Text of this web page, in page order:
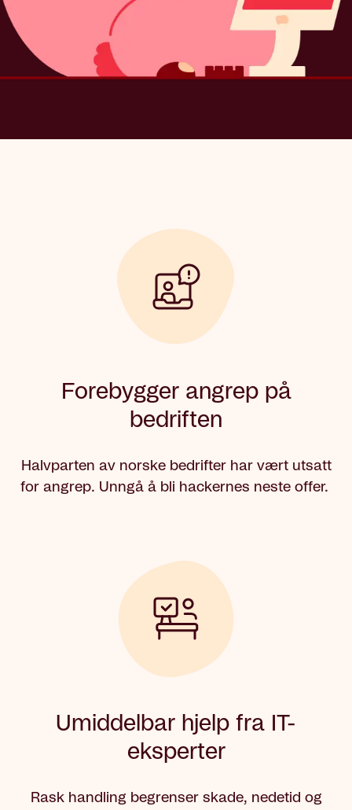
Forebygger angrep på
bedriften
Halvparten av norske bedrifter har vært utsatt
for angrep. Unngå å bli hackernes neste offer.
Umiddelbar hjelp fra IT-
eksperter
Rask handling begrenser skade, nedetid og